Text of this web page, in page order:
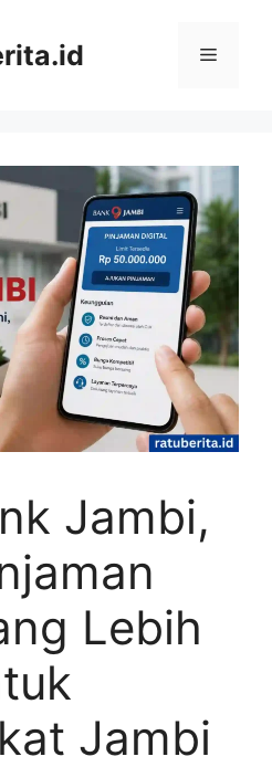
Menu
Jambi,
Lebih
Jambi